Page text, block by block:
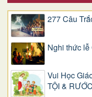
277 Câu
Nghi thức lễ
Vui Học
TỘI &